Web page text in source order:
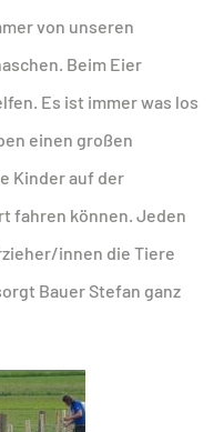
von unseren
Beim Eier
Es ist immer was los
einen großen
Kinder auf der
fahren können. Jeden
innen die Tiere
Bauer Stefan ganz